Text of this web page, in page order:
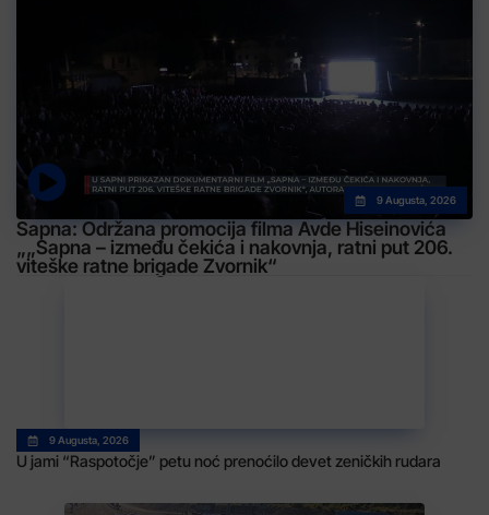
9 Augusta, 2026
Sapna: Održana promocija filma Avde Hiseinovića
„„Sapna – između čekića i nakovnja, ratni put 206.
viteške ratne brigade Zvornik“
9 Augusta, 2026
U jami “Raspotočje” petu noć prenoćilo devet zeničkih rudara